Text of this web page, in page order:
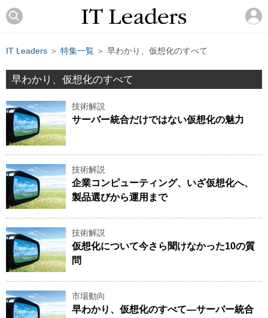
IT Leaders ＞ 特集一覧 ＞ 早わかり、仮想化のすべて
早わかり、仮想化のすべて
技術解説
サーバー統合だけではない仮想化の魅力
技術解説
企業コンピューティング、いざ仮想化へ、
製品選びから運用まで
技術解説
仮想化について今さら聞けなかった10の質
問
市場動向
早わかり、仮想化のすべて—サーバー統合